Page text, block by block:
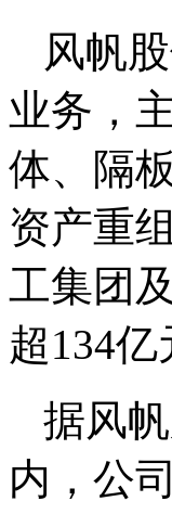
风帆
业务，
体、隔
资产重
工集团
超134亿
据风
内，公